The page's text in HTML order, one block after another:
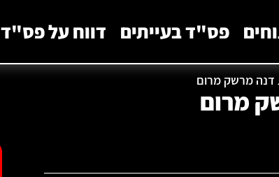
פס"ד בעייתים דווח על פס"ד
דנה מרשק מרום
מרום